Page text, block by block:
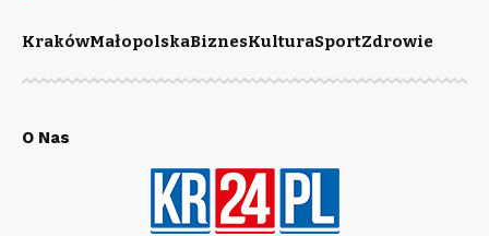
KrakówMałopolskaBiznesKulturaSportZdrowie
O Nas